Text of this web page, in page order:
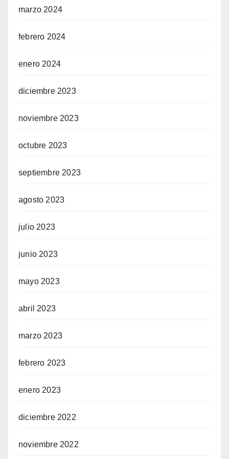
marzo 2024
febrero 2024
enero 2024
diciembre 2023
noviembre 2023
octubre 2023
septiembre 2023
agosto 2023
julio 2023
junio 2023
mayo 2023
abril 2023
marzo 2023
febrero 2023
enero 2023
diciembre 2022
noviembre 2022